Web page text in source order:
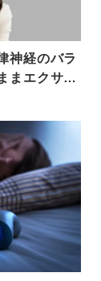
神経のバラ
まエクササ